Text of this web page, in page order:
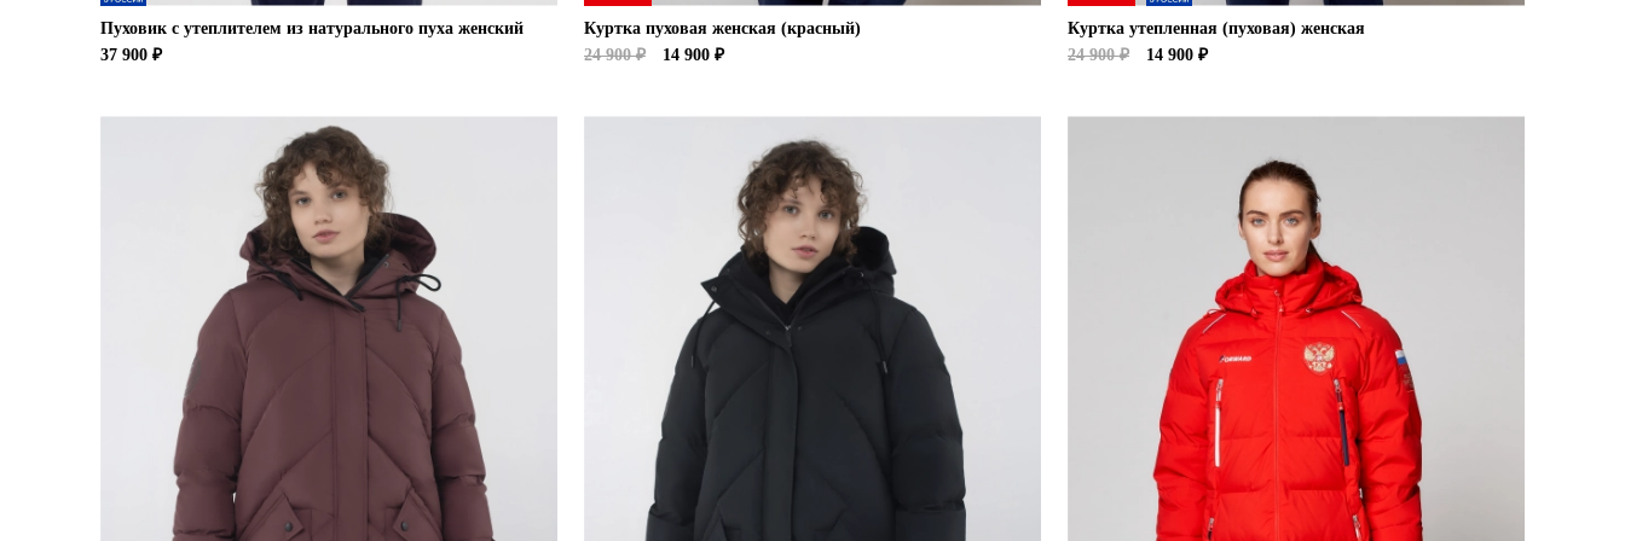
Пуховик с утеплителем из натурального пуха женский
37 900 ₽
Куртка пуховая женская (красный)
24 900 ₽
14 900 ₽
Куртка утепленная (пуховая) женская
24 900 ₽
14 900 ₽